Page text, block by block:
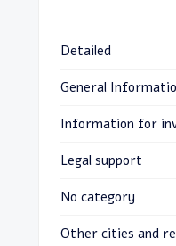
Detailed
General
Information for
Legal support
No category
Other cities and